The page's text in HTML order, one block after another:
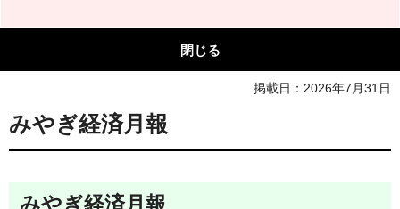
閉じる
掲載日：2026年7月31日
みやぎ経済月報
みやぎ経済月報